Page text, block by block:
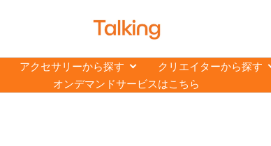
キ
グ
アクセサリーから探す クリエイターから探す
オンデマンドサービスはこちら